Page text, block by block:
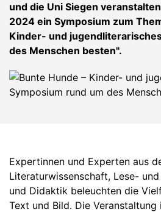
und die Uni Siegen
2024 ein Symposium zum
Kinder- und
des Menschen besten".
Expertinnen und Experten aus
Literaturwissenschaft, Lese-
und Didaktik beleuchten die
Text und Bild. Die Veranstaltung